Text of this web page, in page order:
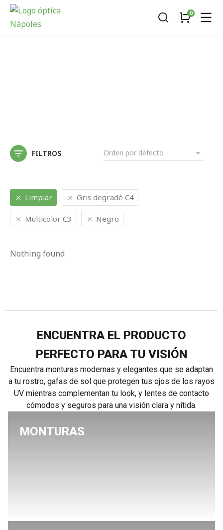
FILTROS
Limpiar Gris degradé C4
Multicolor C3 Negro
Nothing found
ENCUENTRA EL PRODUCTO
PERFECTO PARA TU VISIÓN
Encuentra monturas modernas y elegantes que se adaptan
a tu rostro, gafas de sol que protegen tus ojos de los rayos
UV mientras complementan tu look, y lentes de contacto
cómodos y seguros para una visión clara y nítida.
MONTURAS